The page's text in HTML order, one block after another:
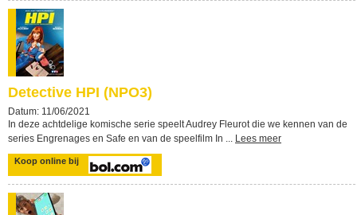
Detective HPI (NPO3)
Datum: 11/06/2021
In deze achtdelige komische serie speelt Audrey Fleurot die we kennen van de
series Engrenages en Safe en van de speelfilm In ... Lees meer
Koop online bij